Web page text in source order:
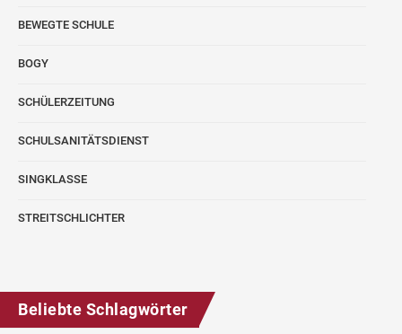
BEWEGTE SCHULE
BOGY
SCHÜLERZEITUNG
SCHULSANITÄTSDIENST
SINGKLASSE
STREITSCHLICHTER
Beliebte Schlagwörter